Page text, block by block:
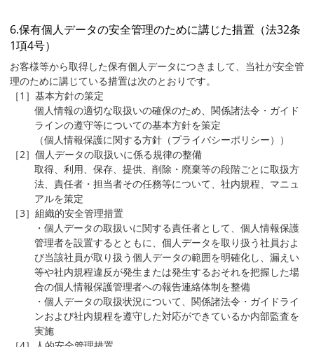
6.保有個人データの安全管理のために講じた措置（法32条
1項4号）
お客様等から取得した保有個人データにつきまして、当社が安全管
理のために講じている措置は次のとおりです。
［1］基本方針の策定
個人情報の適切な取扱いの確保のため、関係諸法令・ガイド
ラインの遵守等についての基本方針を策定
（個人情報保護に関する方針（プライバシーポリシー））
［2］個人データの取扱いに係る規律の整備
取得、利用、保存、提供、削除・廃棄等の段階ごとに取扱方
法、責任者・担当者その任務等について、社内規程、マニュ
アルを策定
［3］組織的安全管理措置
・個人データの取扱いに関する責任者として、個人情報保護
管理者を設置するとともに、個人データを取り扱う社員およ
び当該社員が取り扱う個人データの範囲を明確化し、漏えい
等や社内規程違反が発生または発生するおそれを把握した場
合の個人情報保護管理者への報告連絡体制を整備
・個人データの取扱状況について、関係諸法令・ガイドライ
ンおよび社内規程を遵守した対応ができているか内部監査を
実施